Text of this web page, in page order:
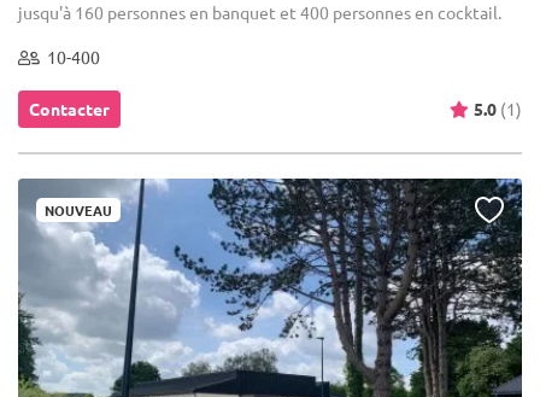
jusqu'à 160 personnes en banquet et 400 personnes en cocktail.
10-400
Contacter 5.0 (1)
NOUVEAU